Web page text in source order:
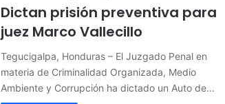
Dictan prisión preventiva para
juez Marco Vallecillo
Tegucigalpa, Honduras – El Juzgado Penal en
materia de Criminalidad Organizada, Medio
Ambiente y Corrupción ha dictado un Auto de…